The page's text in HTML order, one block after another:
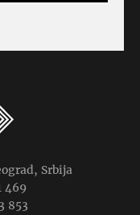
Srbija
469
853